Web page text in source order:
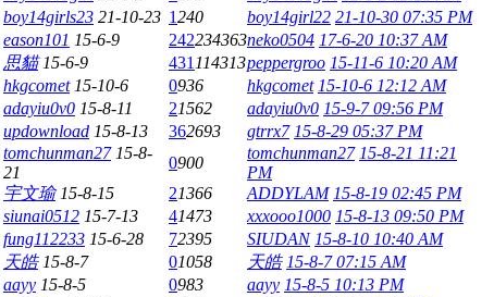
boy14girls23 21-10-23 1240 boy14girl22 21-10-30 07:35 PM
eason101 15-6-9 242234363neko0504 17-6-20 10:37 AM
思貓 15-6-9 431 114313peppergroo 15-11-6 10:20 AM
hkgcomet 15-10-6 0936 hkgcomet 15-10-6 12:12 AM
adayiu0v0 15-8-11 21562 adayiu0v0 15-9-7 09:56 PM
updownload 15-8-13 362693 gtrrx7 15-8-29 05:37 PM
tomchunman27 15-8-
21
0900
tomchunman27 15-8-21 11:21
PM
宇文瑜 15-8-15 21366 ADDYLAM 15-8-19 02:45 PM
siunai0512 15-7-13 41473 xxxooo1000 15-8-13 09:50 PM
fung112233 15-6-28 72395 SIUDAN 15-8-10 10:40 AM
天皓 15-8-7 01058 天皓 15-8-7 07:15 AM
aayy 15-8-5 0983 aayy 15-8-5 10:13 PM